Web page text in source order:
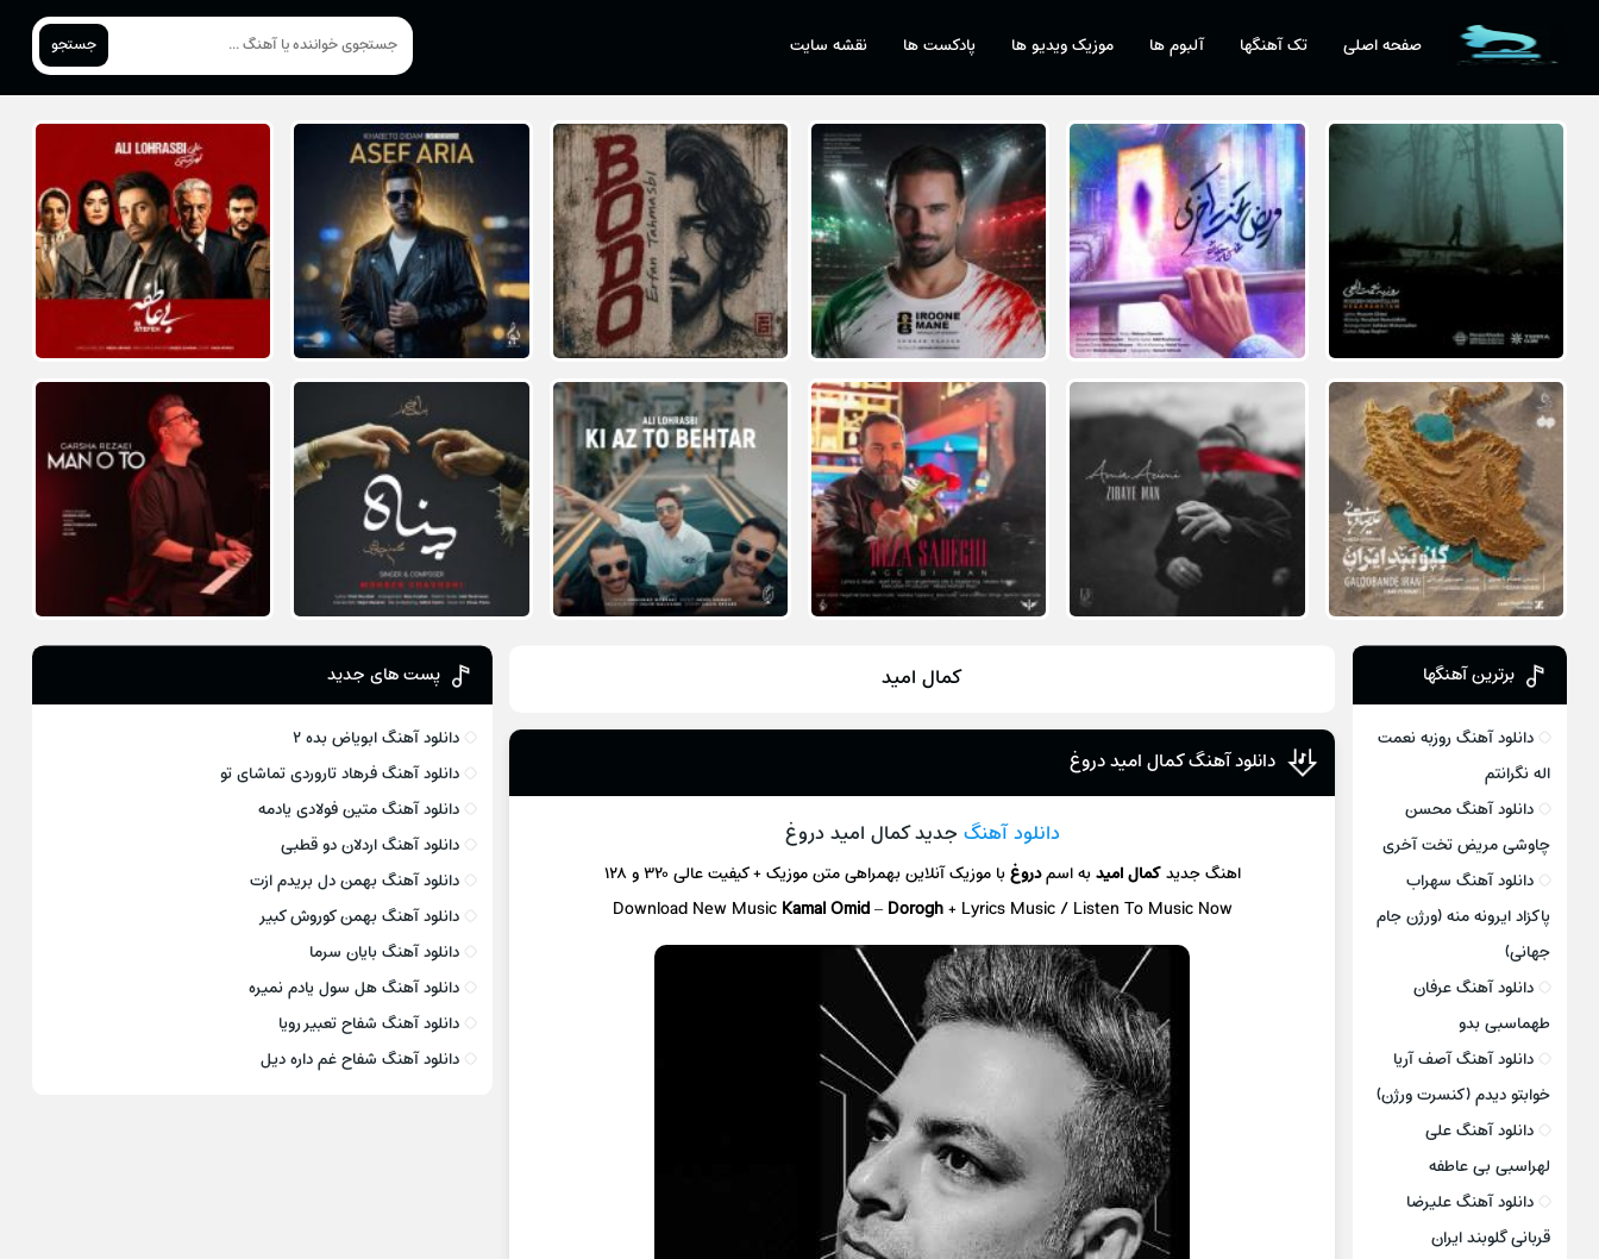
صفحه اصلی تک آهنگها آلبوم ها موزیک ویدیو ها پادکست ها نقشه سایت جستجو
کمال امید
دانلود آهنگ کمال امید دروغ
دانلود آهنگ جدید کمال امید دروغ
اهنگ جدیدکمال امیدبه اسمدروغبا موزیک آنلاینبهمراهی متن موزیک + کیفیت عالی ۳۲۰ و ۱۲۸
Download New Music Kamal Omid–Dorogh+ Lyrics Music / Listen To Music Now
برترین آهنگها
دانلود آهنگ روزبه نعمت
اله نگرانتم
دانلود آهنگ محسن
چاوشی مریض تخت آخری
دانلود آهنگ سهراب
پاکزاد ایرونه منه (ورژن جام
جهانی)
دانلود آهنگ عرفان
طهماسبی بدو
دانلود آهنگ آصف آریا
خوابتو دیدم (کنسرت ورژن)
دانلود آهنگ علی
لهراسبی بی عاطفه
دانلود آهنگ علیرضا
قربانی گلوبند ایران
پست های جدید
دانلود آهنگ ابویاض بده ۲
دانلود آهنگ فرهاد تاروردی تماشای تو
دانلود آهنگ متین فولادی یادمه
دانلود آهنگ اردلان دو قطبی
دانلود آهنگ بهمن دل بریدم ازت
دانلود آهنگ بهمن کوروش کبیر
دانلود آهنگ بایان سرما
دانلود آهنگ هل سول یادم نمیره
دانلود آهنگ شفاح تعبیر رویا
دانلود آهنگ شفاح غم داره دیل